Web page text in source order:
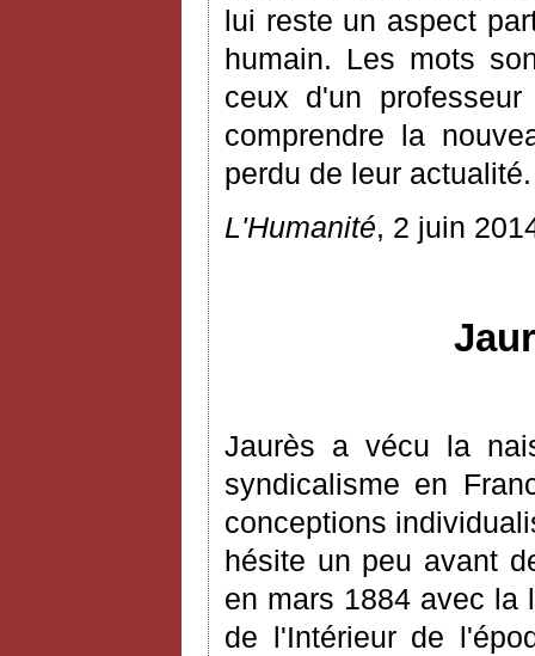
lui reste un aspect
humain. Les mots
ceux d'un
comprendre la
perdu de leur actualité.
L'Humanité, 2 juin
Jaurès a vécu la
syndicalisme en
conceptions
hésite un peu avant
en mars 1884 avec la
de l'Intérieur de